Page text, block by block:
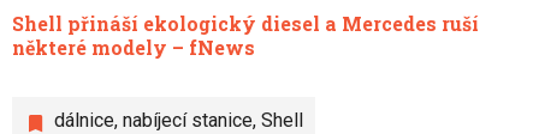
dálnice, nabíjecí stanice, Shell
Shell přináší ekologický diesel a Mercedes ruší
některé modely – fNews